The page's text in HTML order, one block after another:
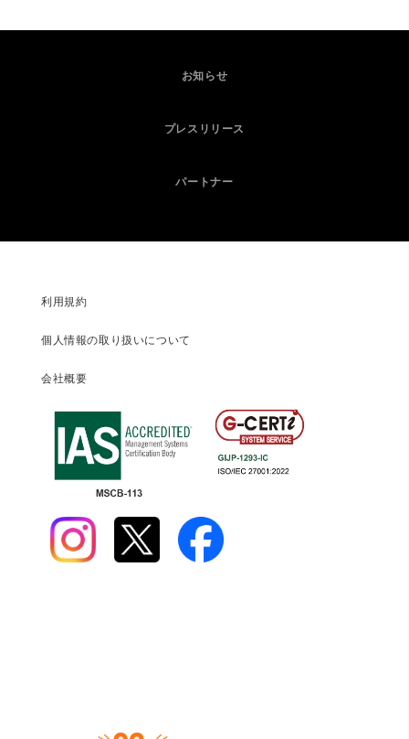
お知らせ
プレスリリース
パートナー
利用規約
個人情報の取り扱いについて
会社概要